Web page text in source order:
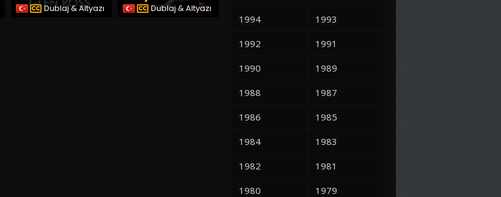
Dublaj & Altyazı Dublaj & Altyazı
1994
1993
1992
1991
1990
1989
1988
1987
1986
1985
1984
1983
1982
1981
1980
1979